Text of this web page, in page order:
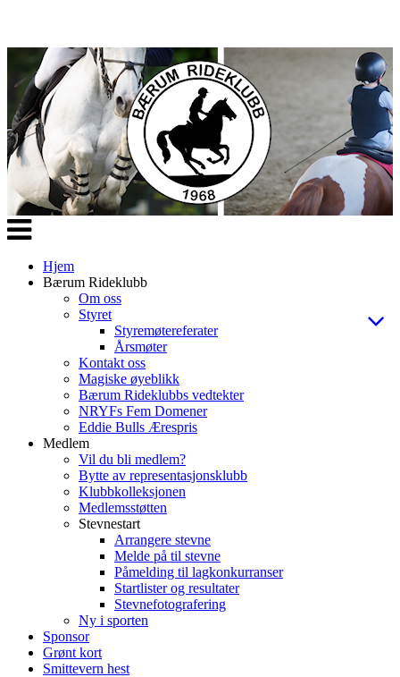
Veksle
navigasjon
Hjem
Bærum Rideklubb
Om oss
Styret
Styremøtereferater
Årsmøter
Kontakt oss
Magiske øyeblikk
Bærum Rideklubbs vedtekter
NRYFs Fem Domener
Eddie Bulls Ærespris
Medlem
Vil du bli medlem?
Bytte av representasjonsklubb
Klubbkolleksjonen
Medlemsstøtten
Stevnestart
Arrangere stevne
Melde på til stevne
Påmelding til lagkonkurranser
Startlister og resultater
Stevnefotografering
Ny i sporten
Sponsor
Grønt kort
Smittevern hest